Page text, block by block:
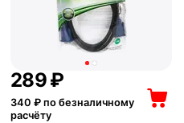
‍289‍₽
340 ₽ по безналичному
расчёту